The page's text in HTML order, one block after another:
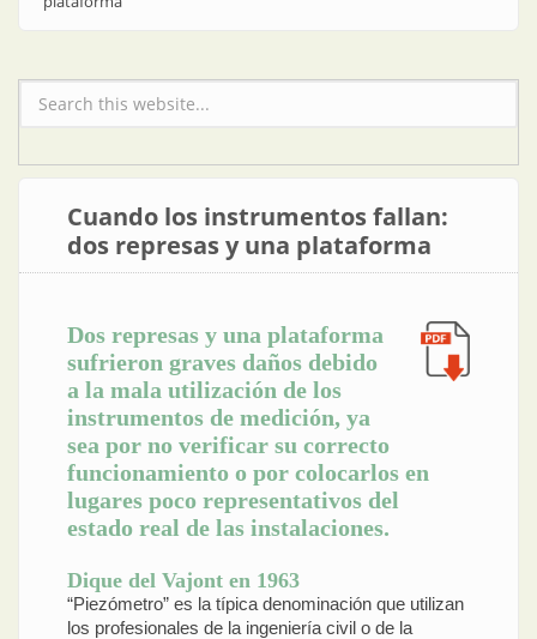
Formulario de búsqueda
Cuando los instrumentos fallan:
dos represas y una plataforma
Dos represas y una plataforma
sufrieron graves daños debido
a la mala utilización de los
instrumentos de medición, ya
sea por no verificar su correcto
funcionamiento o por colocarlos en
lugares poco representativos del
estado real de las instalaciones.
Dique del Vajont en 1963
“Piezómetro” es la típica denominación que utilizan
los profesionales de la ingeniería civil o de la